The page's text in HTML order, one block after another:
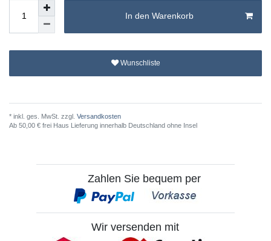
In den Warenkorb
Wunschliste
* inkl. ges. MwSt. zzgl. Versandkosten
Ab 50,00 € frei Haus Lieferung innerhalb Deutschland ohne Insel
Zahlen Sie bequem per
Wir versenden mit